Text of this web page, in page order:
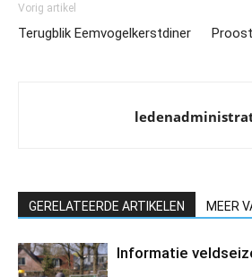
Vorig artikel
Terugblik Eemvogelkerstdiner
GERELATEERDE ARTIKELEN MEER
Informatie